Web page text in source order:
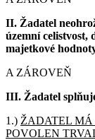
II. Žadatel
územní celistvost,
majetkové
A ZÁROVEŇ
III. Žadatel
1.) ŽADATEL
POVOLEN